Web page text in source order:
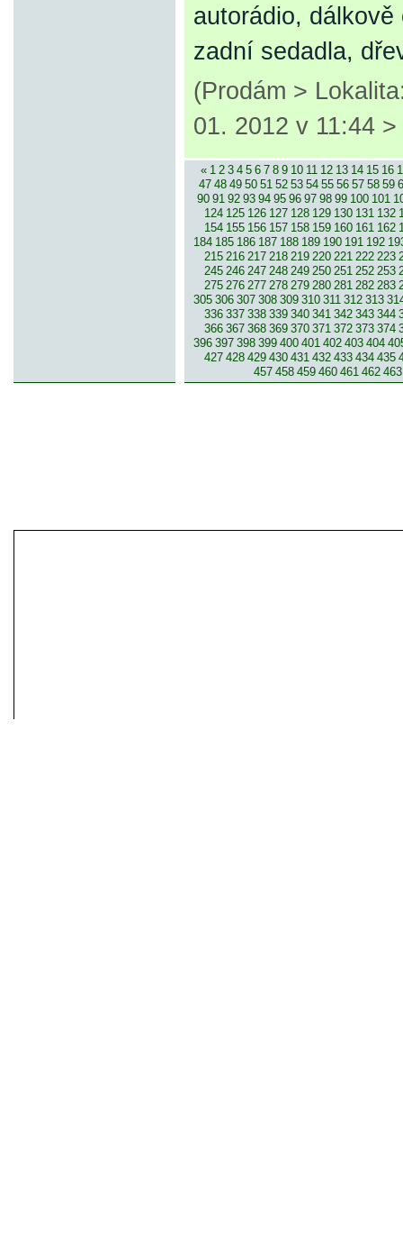
autorádio,
zadní sedadla,
(Prodám >
01. 2012 v 11:44 >
« 1 2 3 4 5 6 7 8 9 10 11 12 13 14 15 16
47 48 49 50 51 52 53 54 55 56 57 58 59
90 91 92 93 94 95 96 97 98 99 100 101
124 125 126 127 128 129 130 131 132
154 155 156 157 158 159 160 161 162
184 185 186 187 188 189 190 191 192
215 216 217 218 219 220 221 222 223
245 246 247 248 249 250 251 252 253
275 276 277 278 279 280 281 282 283
305 306 307 308 309 310 311 312 313
336 337 338 339 340 341 342 343 344
366 367 368 369 370 371 372 373 374
396 397 398 399 400 401 402 403 404
427 428 429 430 431 432 433 434 435
457 458 459 460 461 462 463